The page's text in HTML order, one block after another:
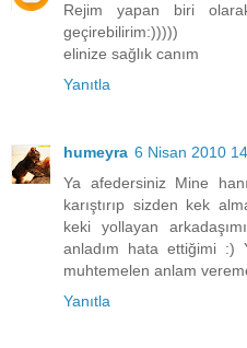
Rejim yapan biri
geçirebilirim:)))))
elinize sağlık canım
Yanıtla
humeyra 6 Nisan 2010
Ya afedersiniz Mine
karıştırıp sizden kek
keki yollayan
anladım hata ettiğimi :)
muhtemelen anlam
Yanıtla